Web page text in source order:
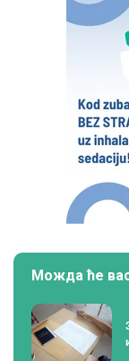
Можда ће